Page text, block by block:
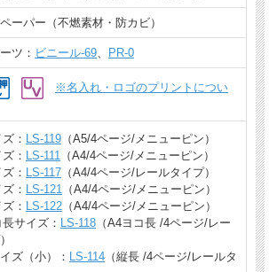
ーパー（不燃素材・防カビ）
ツ： ビニール-69 PR-0
※名入れ・ロゴのプリントについ
： LS-119 （A5/4ページ/メニューピン）
：
LS-111
（A4/4ページ/メニューピン）
：
LS-117 （A4/4ページ/レールタイプ）
：
LS-121
（A4/4ページ/メニューピン）
：
LS-122 （A4/4ページ/メニューピン）
長サイズ：
LS-118 （A4ヨコ長 /4ページ/レー
ズ（小）：
LS-114 （縦長 /4ページ/レールタ